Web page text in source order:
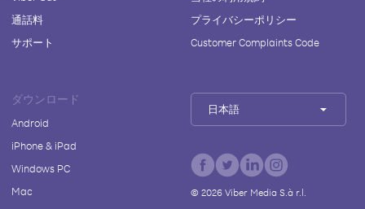
通話料
サポート
プライバシーポリシー
Customer Complaints Code
ダウンロード
Android
iPhone & iPad
Windows PC
Mac
日本語
© 2026Viber Media S.à r.l.